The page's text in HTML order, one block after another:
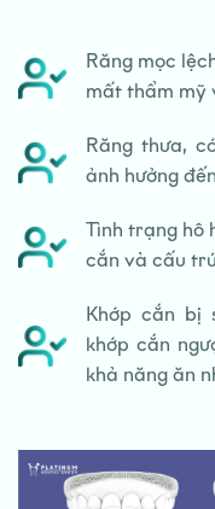
Răng mọc
mất thẩm mỹ
Răng thưa,
ảnh hưởng
Tình trạng hô
cắn và cấu
Khớp cắn bị
khớp cắn
khả năng ăn